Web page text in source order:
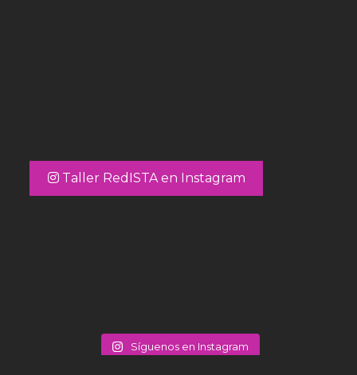
Taller RedISTA en Instagram
Síguenos en Instagram